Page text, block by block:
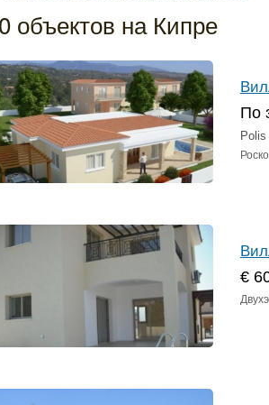
объектов на Кипре
По
Polis
€